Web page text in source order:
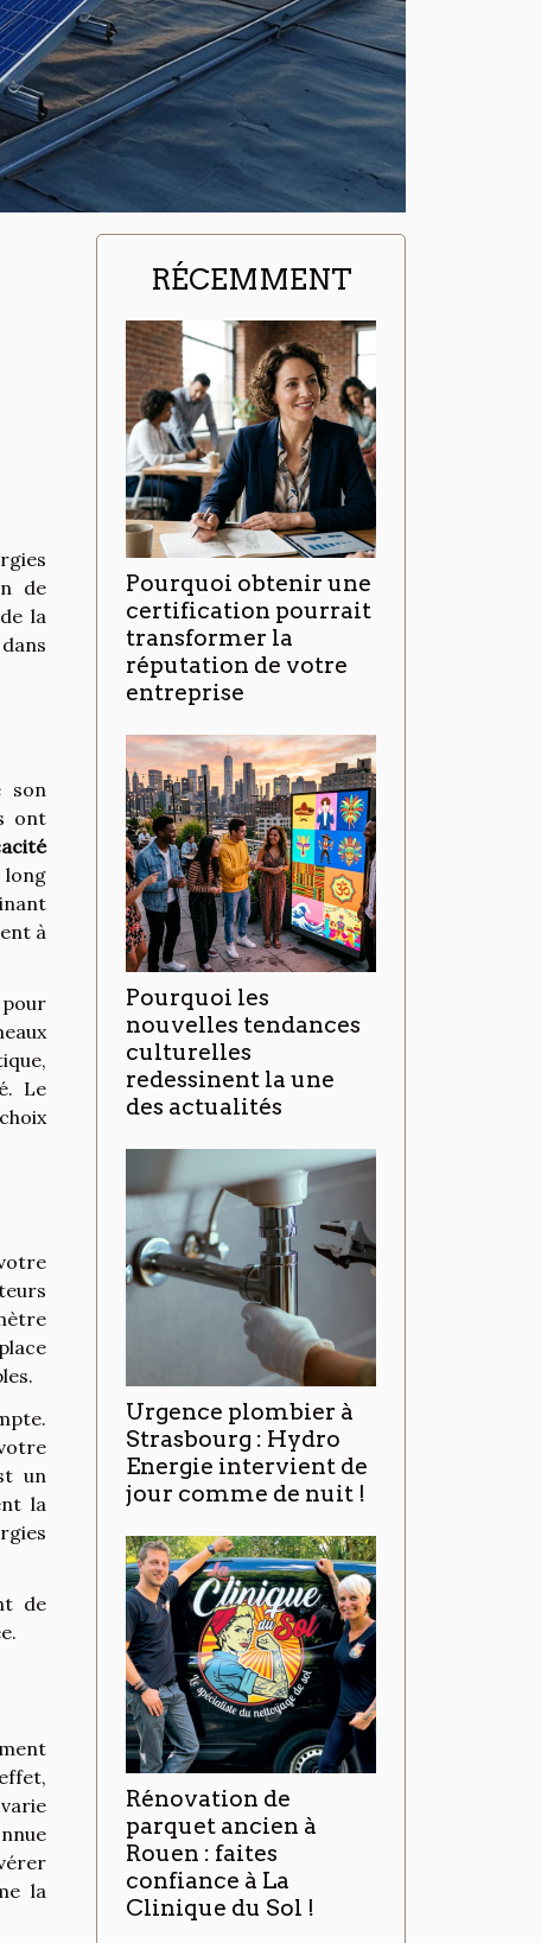
de
la
son
ont
long
à
Le
un
la
de
la
RÉCEMMENT
Pourquoi obtenir une
certification pourrait
transformer la
réputation de votre
entreprise
Pourquoi les
nouvelles tendances
culturelles
redessinent la une
des actualités
Urgence plombier à
Strasbourg : Hydro
Energie intervient de
jour comme de nuit !
Rénovation de
parquet ancien à
Rouen : faites
confiance à La
Clinique du Sol !